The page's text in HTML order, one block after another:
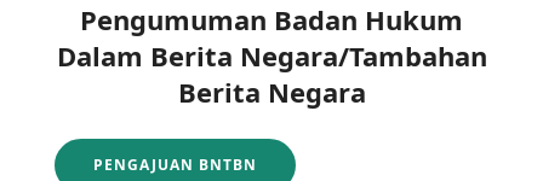
Pengumuman Badan Hukum
Dalam Berita Negara/Tambahan
Berita Negara
PENGAJUAN BNTBN